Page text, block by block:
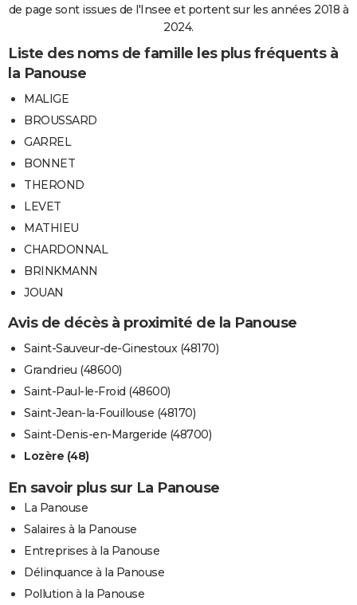
de page sont issues de l'Insee et portent sur les années 2018 à
2024.
Liste des noms de famille les plus fréquents à
la Panouse
MALIGE
BROUSSARD
GARREL
BONNET
THEROND
LEVET
MATHIEU
CHARDONNAL
BRINKMANN
JOUAN
Avis de décès à proximité de la Panouse
Saint-Sauveur-de-Ginestoux (48170)
Grandrieu (48600)
Saint-Paul-le-Froid (48600)
Saint-Jean-la-Fouillouse (48170)
Saint-Denis-en-Margeride (48700)
Lozère (48)
En savoir plus sur La Panouse
La Panouse
Salaires à la Panouse
Entreprises à la Panouse
Délinquance à la Panouse
Pollution à la Panouse